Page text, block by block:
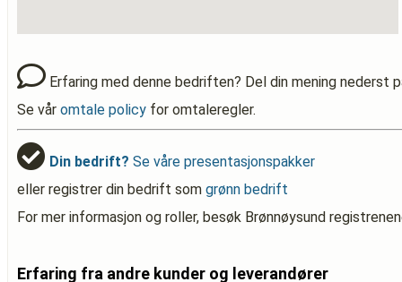
Erfaring med denne bedriften? Del din mening nederst
Se vår omtale policy for omtaleregler.
Din bedrift? Se våre presentasjonspakker
eller registrer din bedrift som grønn bedrift
For mer informasjon og roller, besøk Brønnøysund
Erfaring fra andre kunder og leverandører